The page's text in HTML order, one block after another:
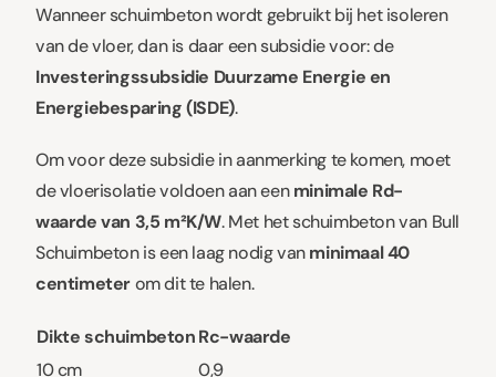
Wanneer schuimbeton wordt gebruikt bij het isoleren
van de vloer, dan is daar een subsidie voor: de
Investeringssubsidie Duurzame Energie en
Energiebesparing (ISDE).
Om voor deze subsidie in aanmerking te komen, moet
de vloerisolatie voldoen aan eenminimale Rd-
waarde van 3,5 m²K/W. Met het schuimbeton van Bull
Schuimbeton is een laag nodig vanminimaal 40
centimeterom dit te halen.
Dikte schuimbetonRc-waarde
10 cm
0,9